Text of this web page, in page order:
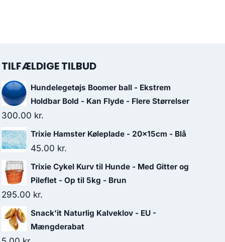
TILFÆLDIGE TILBUD
Hundelegetøjs Boomer ball - Ekstrem
Holdbar Bold - Kan Flyde - Flere Størrelser
300.00 kr.
Trixie Hamster Køleplade - 20x15cm - Blå
45.00 kr.
Trixie Cykel Kurv til Hunde - Med Gitter og
Pileflet - Op til 5kg - Brun
295.00 kr.
Snack'it Naturlig Kalveklov - EU -
Mængderabat